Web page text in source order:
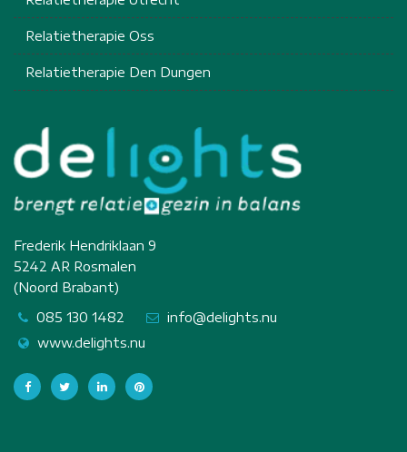
Relatietherapie Oss
Relatietherapie Den Dungen
Frederik Hendriklaan 9
5242 AR Rosmalen
(Noord Brabant)
085 130 1482
info@delights.nu
www.delights.nu